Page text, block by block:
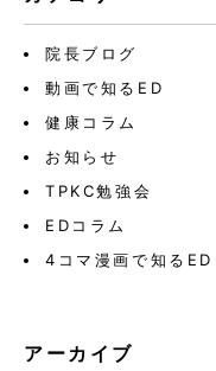
院長ブログ
動画で知るED
健康コラム
お知らせ
TPKC勉強会
EDコラム
4コマ漫画で知るED
アーカイブ